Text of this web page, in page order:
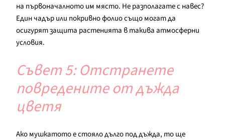
на първоначалното им място. Не разполагате с навес?
Един чадър или покривно фолио също могат да
осигурят защита растенията в такива атмосферни
условия.
Съвет 5: Отстранете
повредените от дъжда
цветя
Ако мушкатото е стояло дълго под дъжда, то ще